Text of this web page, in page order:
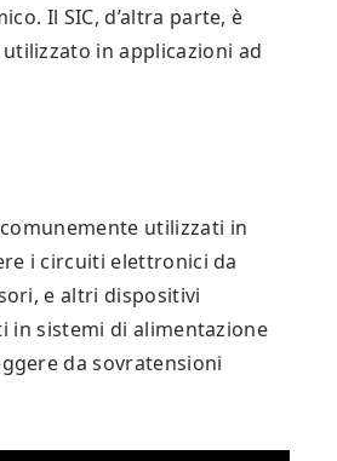
Il SIC, d’altra parte, è
in applicazioni ad
utilizzati in
i circuiti elettronici da
e altri dispositivi
in sistemi di alimentazione
da sovratensioni